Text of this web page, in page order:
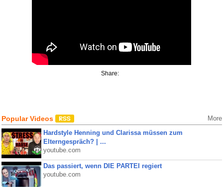
Share:
Popular Videos More
Hardstyle Henning und Clarissa müssen zum
Elterngespräch? | ...
youtube.com
Das passiert, wenn DIE PARTEI regiert
youtube.com